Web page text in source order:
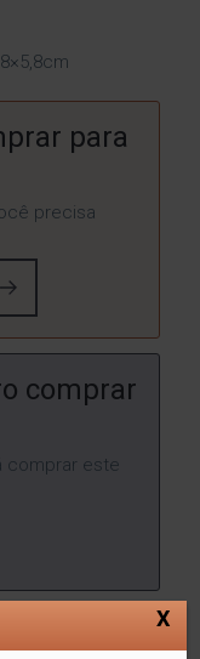
para
precisa
comprar
comprar este
E
X